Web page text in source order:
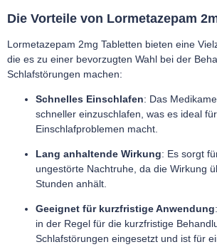
Die Vorteile von Lormetazepam
Lormetazepam 2mg Tabletten bieten eine
die es zu einer bevorzugten Wahl bei der
Schlafstörungen machen:
Schnelles Einschlafen: Das
schneller einzuschlafen, was es ideal
Einschlafproblemen macht.
Lang anhaltende Wirkung: Es sorgt
ungestörte Nachtruhe, da die Wirkung
Stunden anhält.
Geeignet für kurzfristige Anwendung
in der Regel für die kurzfristige
Schlafstörungen eingesetzt und ist für